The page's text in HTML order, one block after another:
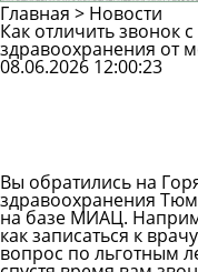
Главная > Новости
Как отличить звонок
здравоохранения от
08.06.2026 12:00:23
Вы обратились на
здравоохранения
на базе МИАЦ.
как записаться к
вопрос по льготным